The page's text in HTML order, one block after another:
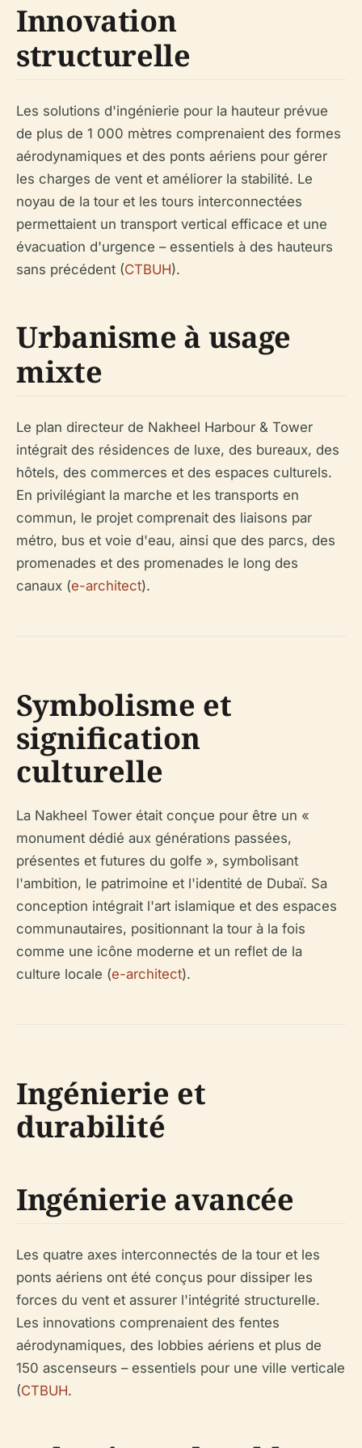
Innovation
structurelle
Les solutions d'ingénierie pour la hauteur prévue
de plus de 1 000 mètres comprenaient des formes
aérodynamiques et des ponts aériens pour gérer
les charges de vent et améliorer la stabilité. Le
noyau de la tour et les tours interconnectées
permettaient un transport vertical efficace et une
évacuation d'urgence – essentiels à des hauteurs
sans précédent (CTBUH).
Urbanisme à usage
mixte
Le plan directeur de Nakheel Harbour & Tower
intégrait des résidences de luxe, des bureaux, des
hôtels, des commerces et des espaces culturels.
En privilégiant la marche et les transports en
commun, le projet comprenait des liaisons par
métro, bus et voie d'eau, ainsi que des parcs, des
promenades et des promenades le long des
canaux (e-architect).
Symbolisme et
signification
culturelle
La Nakheel Tower était conçue pour être un «
monument dédié aux générations passées,
présentes et futures du golfe », symbolisant
l'ambition, le patrimoine et l'identité de Dubaï. Sa
conception intégrait l'art islamique et des espaces
communautaires, positionnant la tour à la fois
comme une icône moderne et un reflet de la
culture locale (e-architect).
Ingénierie et
durabilité
Ingénierie avancée
Les quatre axes interconnectés de la tour et les
ponts aériens ont été conçus pour dissiper les
forces du vent et assurer l'intégrité structurelle.
Les innovations comprenaient des fentes
aérodynamiques, des lobbies aériens et plus de
150 ascenseurs – essentiels pour une ville verticale
(CTBUH.